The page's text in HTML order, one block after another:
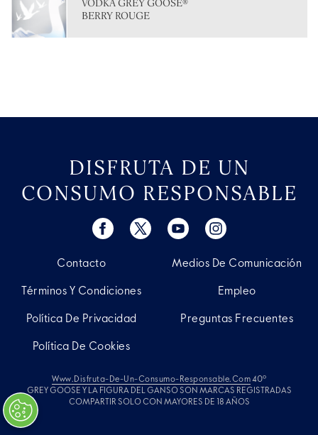
VODKA GREY GOOSE®
BERRY ROUGE
DISFRUTA DE UN
CONSUMO RESPONSABLE
Contacto
Términos Y Condiciones
Política De Privacidad
Política De Cookies
Medios De Comunicación
Empleo
Preguntas Frecuentes
Www.disfruta-De-Un-Consumo-Responsable.com40º
GREY GOOSE Y LA FIGURA DEL GANSO SON MARCAS REGISTRADAS
COMPARTIR SOLO CON MAYORES DE 18 AÑOS